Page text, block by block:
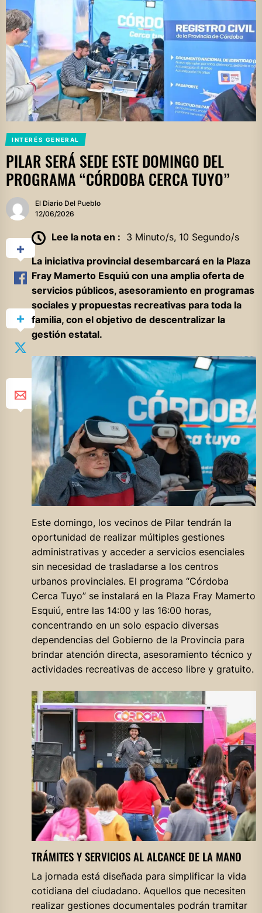
INTERÉS GENERAL
PILAR SERÁ SEDE ESTE DOMINGO DEL
PROGRAMA “CÓRDOBA CERCA TUYO”
El Diario Del Pueblo
12/06/2026
Lee la nota en : 3 Minuto/s, 10 Segundo/s
La iniciativa provincial desembarcará en la Plaza
Fray Mamerto Esquiú con una amplia oferta de
servicios públicos, asesoramiento en programas
sociales y propuestas recreativas para toda la
familia, con el objetivo de descentralizar la
gestión estatal.
Este domingo, los vecinos de Pilar tendrán la
oportunidad de realizar múltiples gestiones
administrativas y acceder a servicios esenciales
sin necesidad de trasladarse a los centros
urbanos provinciales. El programa “Córdoba
Cerca Tuyo” se instalará en la Plaza Fray Mamerto
Esquiú, entre las 14:00 y las 16:00 horas,
concentrando en un solo espacio diversas
dependencias del Gobierno de la Provincia para
brindar atención directa, asesoramiento técnico y
actividades recreativas de acceso libre y gratuito.
TRÁMITES Y SERVICIOS AL ALCANCE DE LA MANO
La jornada está diseñada para simplificar la vida
cotidiana del ciudadano. Aquellos que necesiten
realizar gestiones documentales podrán tramitar